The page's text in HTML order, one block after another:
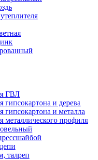
ГВЛ
гипсокартона и дерева
гипсокартона и металла
металлического профиля
талреп